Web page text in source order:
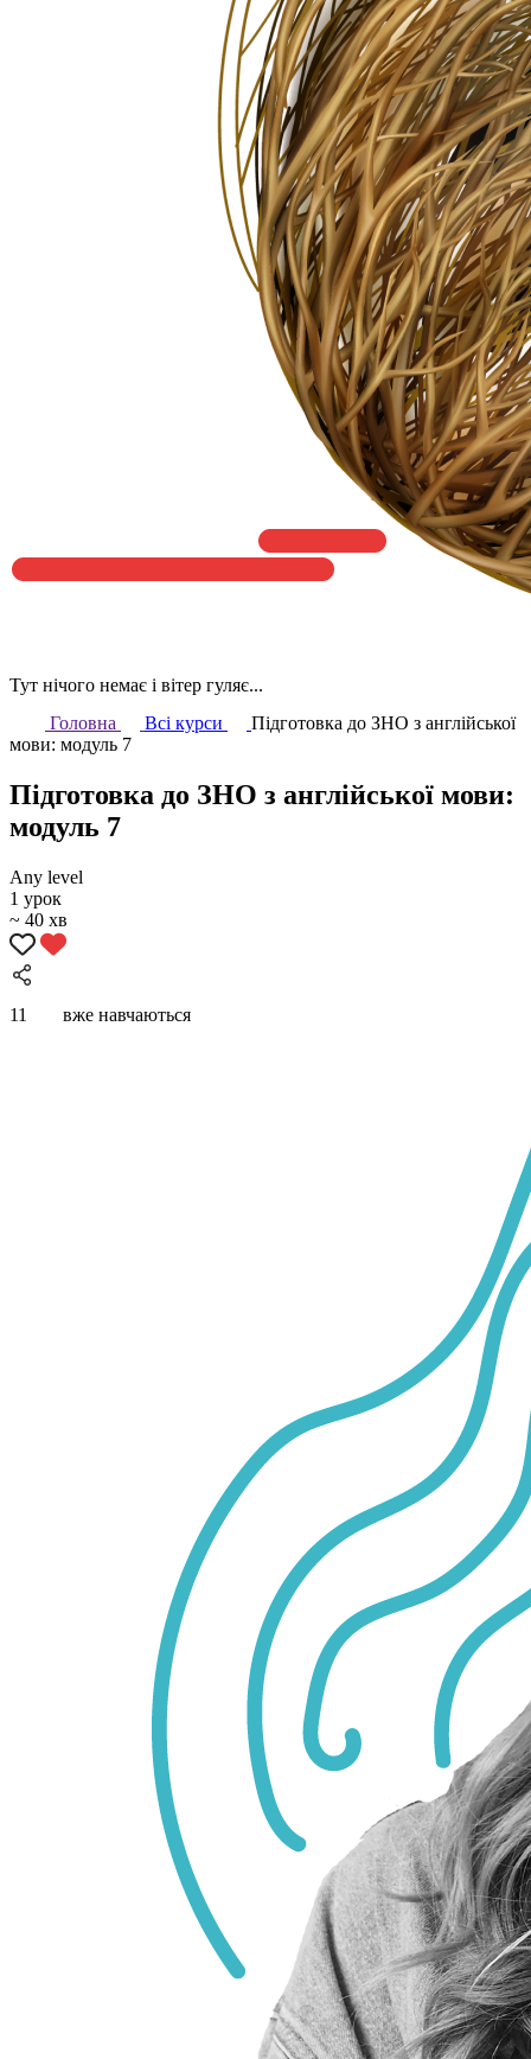
Тут нічого немає і вітер гуляє...
Головна
Всі курси
Підготовка до ЗНО з англійської
мови: модуль 7
Підготовка до ЗНО з англійської мови:
модуль 7
Any level
1 урок
~ 40 хв
11 вже навчаються